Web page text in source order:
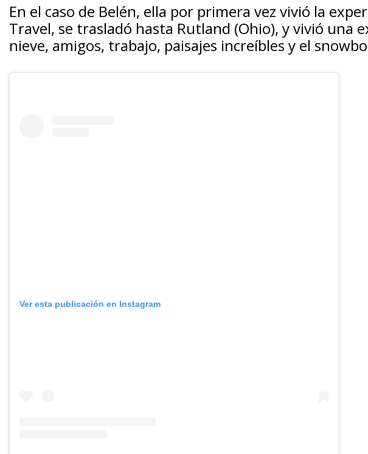
En el caso de Belén, ella por primera vez vivió la
Travel, se trasladó hasta Rutland (Ohio), y vivió una
nieve, amigos, trabajo, paisajes increíbles y el
Ver esta publicación en Instagram